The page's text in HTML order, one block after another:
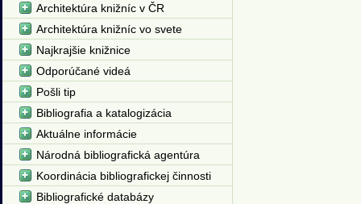
Architektúra knižníc v ČR
Architektúra knižníc vo svete
Najkrajšie knižnice
Odporúčané videá
Pošli tip
Bibliografia a katalogizácia
Aktuálne informácie
Národná bibliografická agentúra
Koordinácia bibliografickej činnosti
Bibliografické databázy